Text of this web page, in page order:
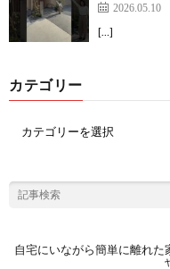
2026.05.10
[…]
カテゴリー
自宅にいながら簡単に離れ